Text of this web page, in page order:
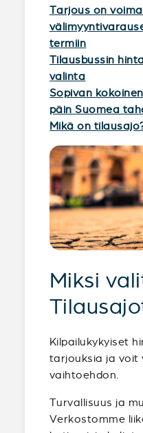
Tarjous on
termiin
Tilausbussin
valinta
Sopivan
päin Suomea
Mikä on
Miksi
Kilpailukykyiset
tarjouksia ja voit
vaihtoehdon.
Turvallisuus ja
Verkostomme